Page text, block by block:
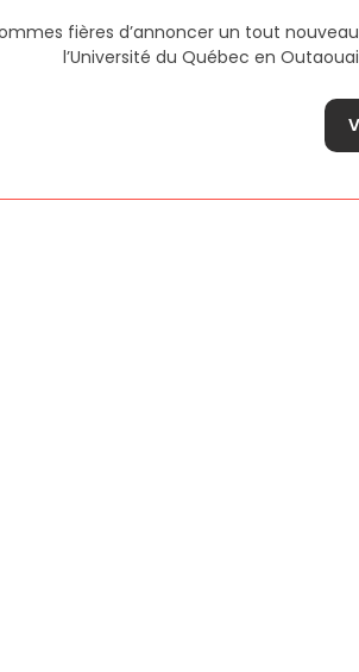
fières d’annoncer un tout
l’Université du Québec en